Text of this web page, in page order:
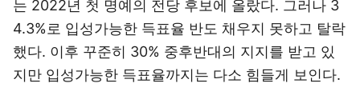
는 2022년 첫 명예의 전당 후보에 올랐다. 그러나 3
4.3%로 입성가능한 득표율 반도 채우지 못하고 탈락
했다. 이후 꾸준히 30% 중후반대의 지지를 받고 있
지만 입성가능한 득표율까지는 다소 힘들게 보인다.